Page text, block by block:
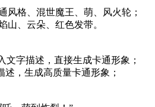
风格、混世魔王、萌、风火轮；
山、云朵、红色发带。
文字描述，直接生成卡通形象；
述，生成高质量卡通形象；